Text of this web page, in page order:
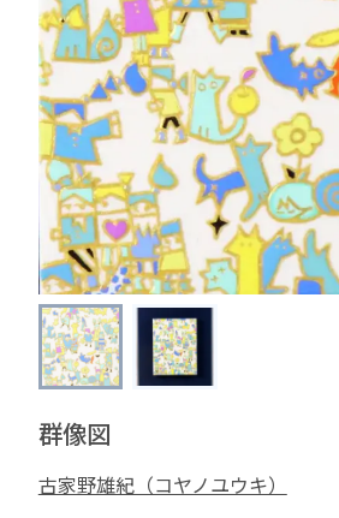
群像図
古家野雄紀（コヤノユウキ）